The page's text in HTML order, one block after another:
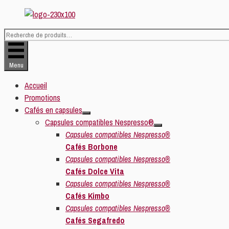
au
contenu
Recherche
pour :
Menu
Accueil
Promotions
Cafés en capsules
Capsules compatibles Nespresso®
Capsules compatibles Nespresso®
Cafés Borbone
Capsules compatibles Nespresso®
Cafés Dolce Vita
Capsules compatibles Nespresso®
Cafés Kimbo
Capsules compatibles Nespresso®
Cafés Segafredo